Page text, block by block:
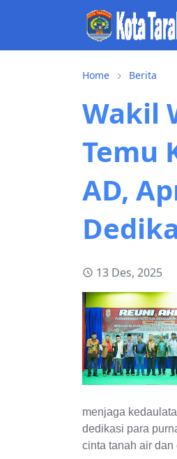
Home Berita
Wakil
Temu
AD,
13 Des, 2025
menjaga
dedikasi para
cinta tanah air dan